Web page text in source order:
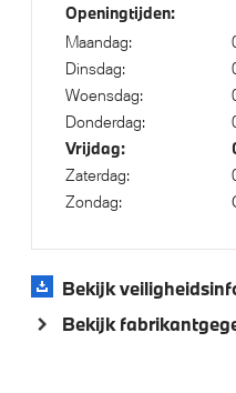
Automatische
Elektrische
High-beam assistant
Cruise control
Achteruitrijcamera
Parking Assistant
Openingtijden:
Maandag:
Dinsdag:
Woensdag:
Donderdag:
Vrijdag:
Zaterdag:
Zondag:
Bekijk
Bekijk